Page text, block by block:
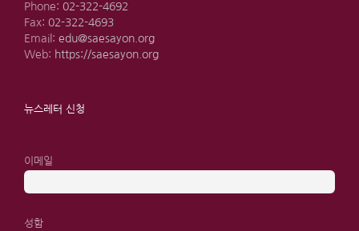
Phone: 02-322-4692
Fax: 02-322-4693
Email: edu@saesayon.org
Web: https://saesayon.org
뉴스레터 신청
이메일
성함